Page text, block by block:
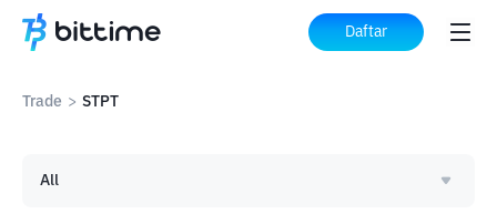
Daftar
Trade > STPT
All